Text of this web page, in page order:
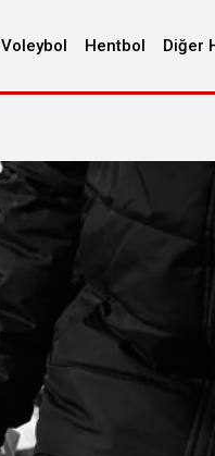
Voleybol Hentbol Diğer